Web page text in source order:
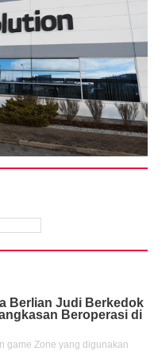
Berlian Judi Berkedok
Beroperasi di
game Zone yang digunakan